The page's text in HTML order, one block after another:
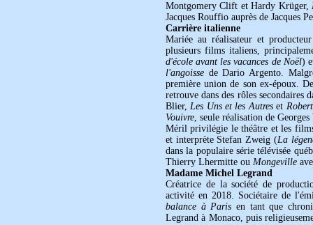
Montgomery Clift et Hardy Krüger,
Jacques Rouffio auprès de Jacques
Carrière italienne
Mariée au réalisateur et
plusieurs films italiens,
d'école avant les vacances de Noël)
l'angoisse de Dario Argento.
première union de son ex-époux.
retrouve dans des rôles secondaires
Blier,Les Uns et les Autreset
Vouivre, seule réalisation de
Méril privilégie le théâtre et les
et interprète Stefan Zweig (La
dans la populaire série télévisée
Thierry Lhermitte ou Mongeville
Madame Michel Legrand
Créatrice de la société de
activité en 2018. Sociétaire de
balance à Paris en tant que
Legrand à Monaco, puis